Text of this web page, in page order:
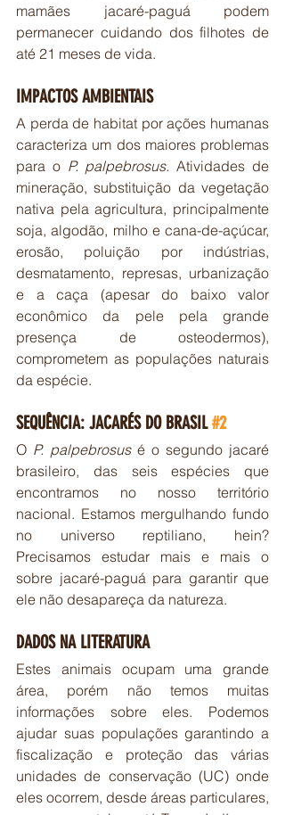
mamães jacaré-paguá podem
permanecer cuidando dos filhotes de
até 21 meses de vida.
IMPACTOS AMBIENTAIS
A perda de habitat por ações humanas
caracteriza um dos maiores problemas
para o P. palpebrosus. Atividades de
mineração, substituição da vegetação
nativa pela agricultura, principalmente
soja, algodão, milho e cana-de-açúcar,
erosão, poluição por indústrias,
desmatamento, represas, urbanização
e a caça (apesar do baixo valor
econômico da pele pela grande
presença de osteodermos),
comprometem as populações naturais
da espécie.
SEQUÊNCIA: JACARÉS DO BRASIL #2
O P. palpebrosus é o segundo jacaré
brasileiro, das seis espécies que
encontramos no nosso território
nacional. Estamos mergulhando fundo
no universo reptiliano, hein?
Precisamos estudar mais e mais o
sobre jacaré-paguá para garantir que
ele não desapareça da natureza.
DADOS NA LITERATURA
Estes animais ocupam uma grande
área, porém não temos muitas
informações sobre eles. Podemos
ajudar suas populações garantindo a
fiscalização e proteção das várias
unidades de conservação (UC) onde
eles ocorrem, desde áreas particulares,